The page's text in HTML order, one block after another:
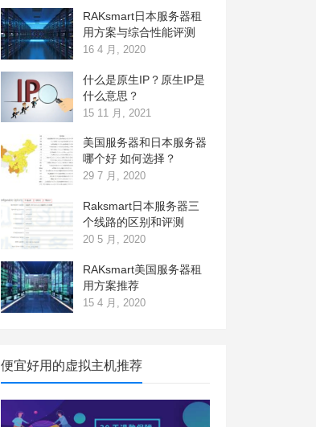
RAKsmart日本服务器租
用方案与综合性能评测
16 4 月, 2020
什么是原生IP？原生IP是
什么意思？
15 11 月, 2021
美国服务器和日本服务器
哪个好 如何选择？
29 7 月, 2020
Raksmart日本服务器三
个线路的区别和评测
20 5 月, 2020
RAKsmart美国服务器租
用方案推荐
15 4 月, 2020
便宜好用的虚拟主机推荐